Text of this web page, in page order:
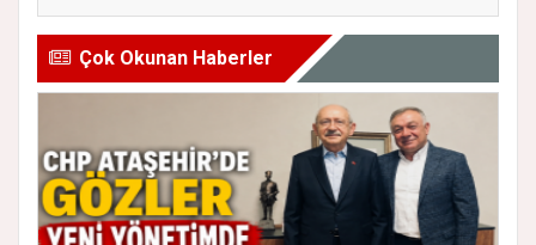
Çok Okunan Haberler